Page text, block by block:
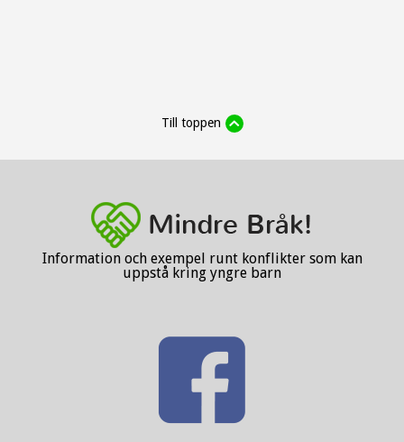
Till toppen
Information och exempel runt konflikter som kan
uppstå kring yngre barn